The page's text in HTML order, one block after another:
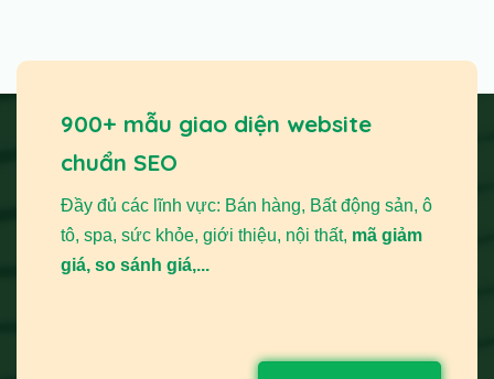
900+ mẫu giao diện website
chuẩn SEO
Đầy đủ các lĩnh vực: Bán hàng, Bất động sản, ô
tô, spa, sức khỏe, giới thiệu, nội thất, mã giảm
giá, so sánh giá,...